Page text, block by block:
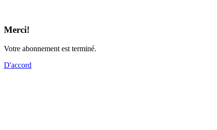
Merci!
Votre abonnement est terminé.
D'accord